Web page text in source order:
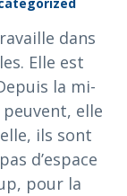
dans
Elle est
la mi-
elle
ils sont
d’espace
pour la